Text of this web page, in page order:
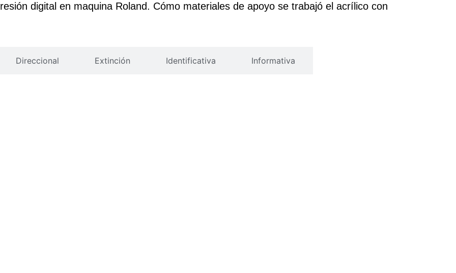
digital en maquina Roland. Cómo materiales de apoyo se trabajó el acrílico con
Direccional Extinción Identificativa Informativa